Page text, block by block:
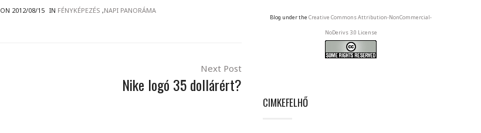
ON 2012/08/15 IN FÉNYKÉPEZÉS ,NAPI PANORÁMA
Next Post
Nike logó 35 dollárért?
Blog under the Creative Commons Attribution-NonCommercial-
NoDerivs 3.0 License
CIMKEFELHŐ